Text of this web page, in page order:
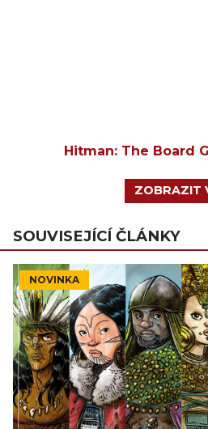
Hitman: The Board
ZOBRAZIT
SOUVISEJÍCÍ ČLÁNKY
NOVINKA